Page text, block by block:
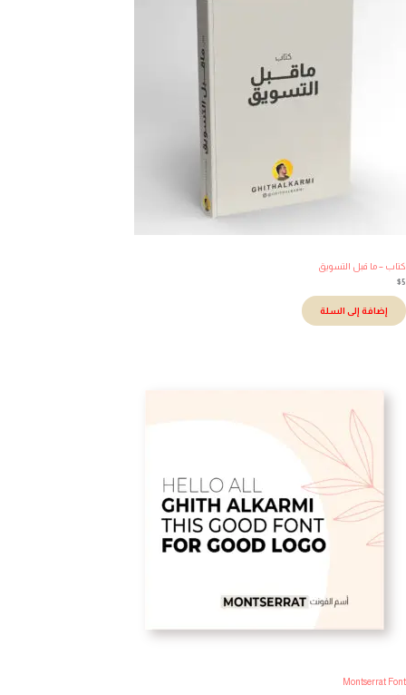
– ما قبل التسويق
إضافة إلى السلة
Montserrat